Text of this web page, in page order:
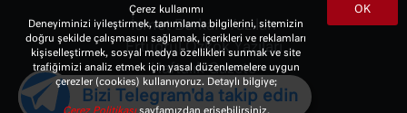
İsmet Berkan Yazıları
Ertuğrul Özkök Yazıları
Haftalık Gazete
OK
Çerez kullanımı
Deneyiminizi iyileştirmek, tanımlama bilgilerini, sitemizin
doğru şekilde çalışmasını sağlamak, içerikleri ve reklamları
kişiselleştirmek, sosyal medya özellikleri sunmak ve site
trafiğimizi analiz etmek için yasal düzenlemelere uygun
çerezler (cookies) kullanıyoruz. Detaylı bilgiye;
Çerez Politikasısayfamızdan erişebilirsiniz.
Bizi Telegram'da takip edin